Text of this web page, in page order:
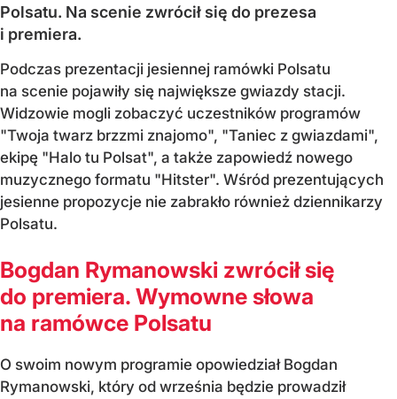
Polsatu. Na scenie zwrócił się do prezesa
i premiera.
Podczas prezentacji jesiennej ramówki Polsatu
na scenie pojawiły się największe gwiazdy stacji.
Widzowie mogli zobaczyć uczestników programów
"Twoja twarz brzzmi znajomo", "Taniec z gwiazdami",
ekipę "Halo tu Polsat", a także zapowiedź nowego
muzycznego formatu "Hitster". Wśród prezentujących
jesienne propozycje nie zabrakło również dziennikarzy
Polsatu.
Bogdan Rymanowski zwrócił się
do premiera. Wymowne słowa
na ramówce Polsatu
O swoim nowym programie opowiedział Bogdan
Rymanowski, który od września będzie prowadził